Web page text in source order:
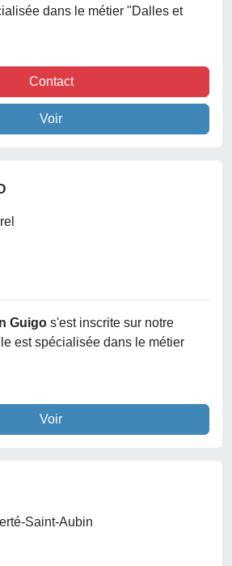
dans le métier "Dalles et
Contact
Voir
Guigo s'est inscrite sur notre
est spécialisée dans le métier
Voir
Saint-Aubin